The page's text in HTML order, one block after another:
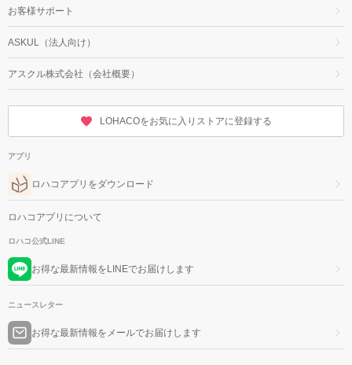
お客様サポート
ASKUL（法人向け）
アスクル株式会社（会社概要）
LOHACOをお気に入りストアに登録する
アプリ
ロハコアプリをダウンロード
ロハコアプリについて
ロハコ公式LINE
お得な最新情報をLINEでお届けします
ニュースレター
お得な最新情報をメールでお届けします